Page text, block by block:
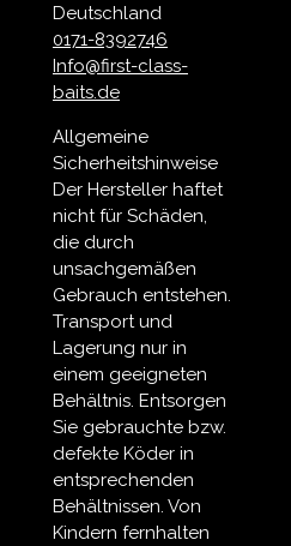
Deutschland
0171-8392746
Info@first-class-
baits.de
Allgemeine
Sicherheitshinweise
Der Hersteller haftet
nicht für Schäden,
die durch
unsachgemäßen
Gebrauch entstehen.
Transport und
Lagerung nur in
einem geeigneten
Behältnis. Entsorgen
Sie gebrauchte bzw.
defekte Köder in
entsprechenden
Behältnissen. Von
Kindern fernhalten